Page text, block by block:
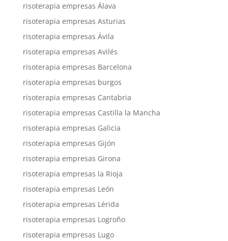
risoterapia empresas Álava
risoterapia empresas Asturias
risoterapia empresas Ávila
risoterapia empresas Avilés
risoterapia empresas Barcelona
risoterapia empresas burgos
risoterapia empresas Cantabria
risoterapia empresas Castilla la Mancha
risoterapia empresas Galicia
risoterapia empresas Gijón
risoterapia empresas Girona
risoterapia empresas la Rioja
risoterapia empresas León
risoterapia empresas Lérida
risoterapia empresas Logroño
risoterapia empresas Lugo